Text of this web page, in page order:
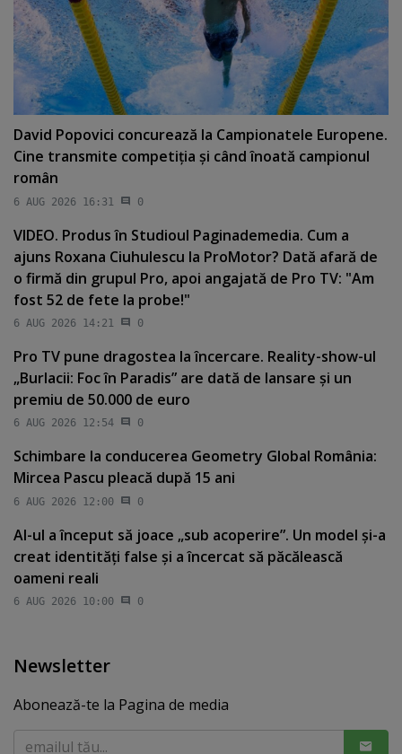
David Popovici concurează la Campionatele Europene.
Cine transmite competiţia şi când înoată campionul
român
6 AUG 2026 16:31 0
VIDEO. Produs în Studioul Paginademedia. Cum a
ajuns Roxana Ciuhulescu la ProMotor? Dată afară de
o firmă din grupul Pro, apoi angajată de Pro TV: "Am
fost 52 de fete la probe!"
6 AUG 2026 14:21 0
Pro TV pune dragostea la încercare. Reality-show-ul
„Burlacii: Foc în Paradis” are dată de lansare şi un
premiu de 50.000 de euro
6 AUG 2026 12:54 0
Schimbare la conducerea Geometry Global România:
Mircea Pascu pleacă după 15 ani
6 AUG 2026 12:00 0
AI-ul a început să joace „sub acoperire”. Un model şi-a
creat identităţi false şi a încercat să păcălească
oameni reali
6 AUG 2026 10:00 0
Newsletter
Abonează-te la Pagina de media